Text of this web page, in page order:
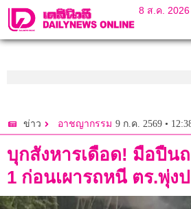
8 ส.ค. 2026
ข่าว อาชญากรรม 9 ก.ค. 2569 •
บุกสังหารเดือด! มือปืน
1 ก่อนเผารถหนี ตร.พุ่ง